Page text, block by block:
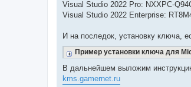
Visual Studio 2022 Pro: NXXPC-
Visual Studio 2022 Enterprise:
И на последок, установку ключа,
Пример установки ключа для
В дальнейшем выложим
kms.gamernet.ru